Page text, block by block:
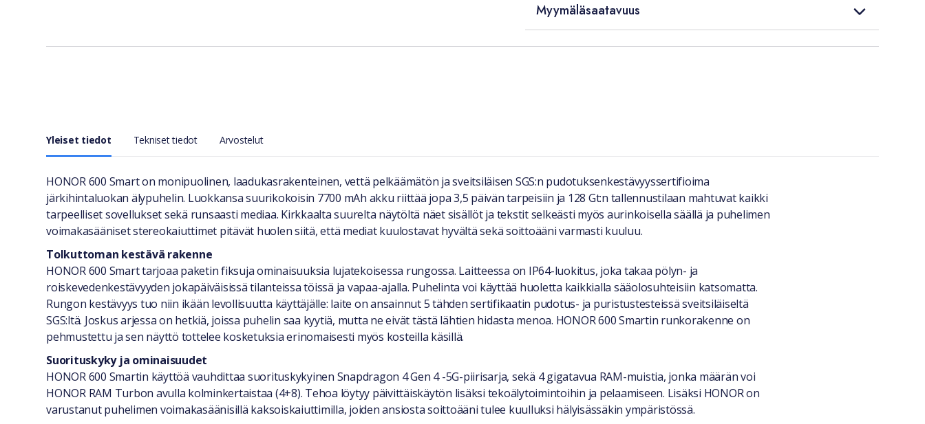
Myymäläsaatavuus
Yleiset tiedot Tekniset tiedot Arvostelut
Yleiset tiedot
HONOR 600 Smart on monipuolinen, laadukasrakenteinen, vettä pelkäämätön ja sveitsiläisen SGS:n pudotuksenkestävyyssertifioima
järkihintaluokan älypuhelin. Luokkansa suurikokoisin 7700 mAh akku riittää jopa 3,5 päivän tarpeisiin ja 128 Gt:n tallennustilaan mahtuvat kaikki
tarpeelliset sovellukset sekä runsaasti mediaa. Kirkkaalta suurelta näytöltä näet sisällöt ja tekstit selkeästi myös aurinkoisella säällä ja puhelimen
voimakasääniset stereokaiuttimet pitävät huolen siitä, että mediat kuulostavat hyvältä sekä soittoääni varmasti kuuluu.
Tolkuttoman kestävä rakenne
HONOR 600 Smart tarjoaa paketin fiksuja ominaisuuksia lujatekoisessa rungossa. Laitteessa on IP64-luokitus, joka takaa pölyn- ja
roiskevedenkestävyyden jokapäiväisissä tilanteissa töissä ja vapaa-ajalla. Puhelinta voi käyttää huoletta kaikkialla sääolosuhteisiin katsomatta.
Rungon kestävyys tuo niin ikään levollisuutta käyttäjälle: laite on ansainnut 5 tähden sertifikaatin pudotus- ja puristustesteissä sveitsiläiseltä
SGS:ltä. Joskus arjessa on hetkiä, joissa puhelin saa kyytiä, mutta ne eivät tästä lähtien hidasta menoa. HONOR 600 Smartin runkorakenne on
pehmustettu ja sen näyttö tottelee kosketuksia erinomaisesti myös kosteilla käsillä.
Suorituskyky ja ominaisuudet
HONOR 600 Smartin käyttöä vauhdittaa suorituskykyinen Snapdragon 4 Gen 4 -5G-piirisarja, sekä 4 gigatavua RAM-muistia, jonka määrän voi
HONOR RAM Turbon avulla kolminkertaistaa (4+8). Tehoa löytyy päivittäiskäytön lisäksi tekoälytoimintoihin ja pelaamiseen. Lisäksi HONOR on
varustanut puhelimen voimakasäänisillä kaksoiskaiuttimilla, joiden ansiosta soittoääni tulee kuulluksi hälyisässäkin ympäristössä.